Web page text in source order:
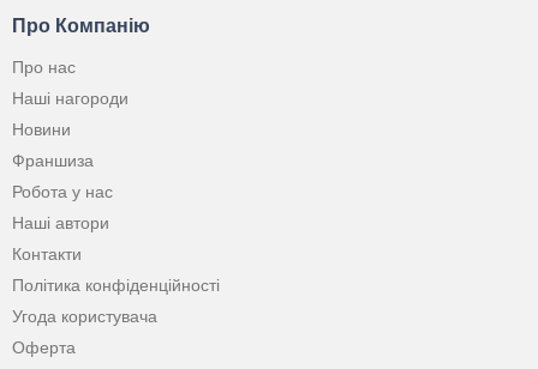
Про Компанію
Про нас
Наші нагороди
Новини
Франшиза
Робота у нас
Наші автори
Контакти
Політика конфіденційності
Угода користувача
Оферта